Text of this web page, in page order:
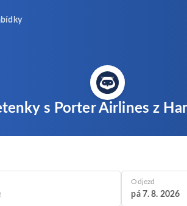
s Porter Airlines z
Odjezd
pá 7. 8. 2026